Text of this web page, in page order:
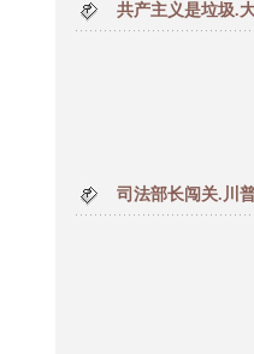
共产主义是垃圾.
司法部长闯关.川